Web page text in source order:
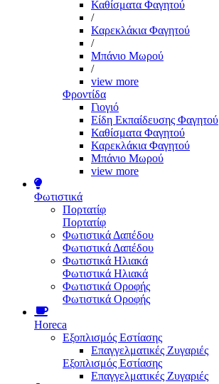
Καθίσματα Φαγητού
/
Καρεκλάκια Φαγητού
/
Μπάνιο Μωρού
/
view more
Φροντίδα
Γιογιό
Είδη Εκπαίδευσης Φαγητού
Καθίσματα Φαγητού
Καρεκλάκια Φαγητού
Μπάνιο Μωρού
view more
Φωτιστικά
Πορτατίφ
Πορτατίφ
Φωτιστικά Δαπέδου
Φωτιστικά Δαπέδου
Φωτιστικά Ηλιακά
Φωτιστικά Ηλιακά
Φωτιστικά Οροφής
Φωτιστικά Οροφής
Horeca
Εξοπλισμός Εστίασης
Επαγγελματικές Ζυγαριές
Εξοπλισμός Εστίασης
Επαγγελματικές Ζυγαριές